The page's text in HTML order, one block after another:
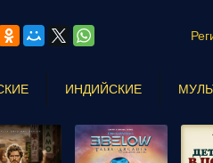
ИНДИЙСКИЕ